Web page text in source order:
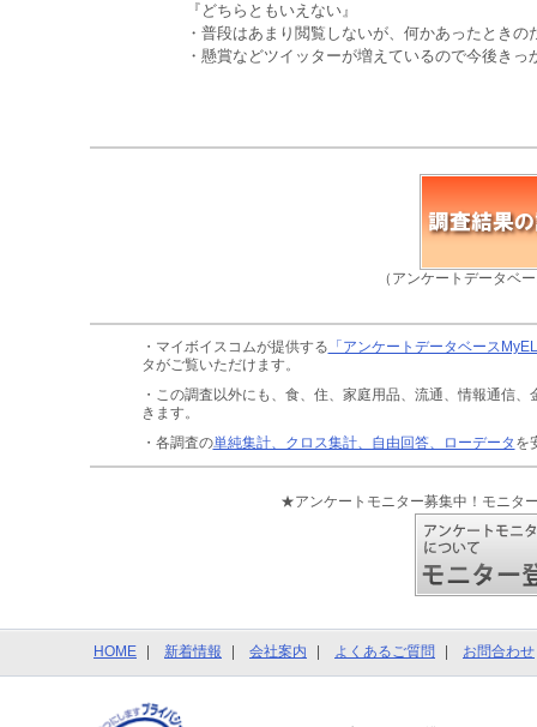
『どちらともいえない』
・普段はあまり閲覧しないが、何かあったとき
・懸賞などツイッターが増えているので今後き
（アンケートデータベ
・マイボイスコムが提供する 「アンケートデータベース
タがご覧いただけます。
・この調査以外にも、食、住、家庭用品、流通、情報通信、
きます。
・各調査の単純集計、クロス集計、自由回答、ローデータ を
★アンケートモニター募集中！モニタ
HOME 新着情報 会社案内 よくあるご質問 お問合わせ